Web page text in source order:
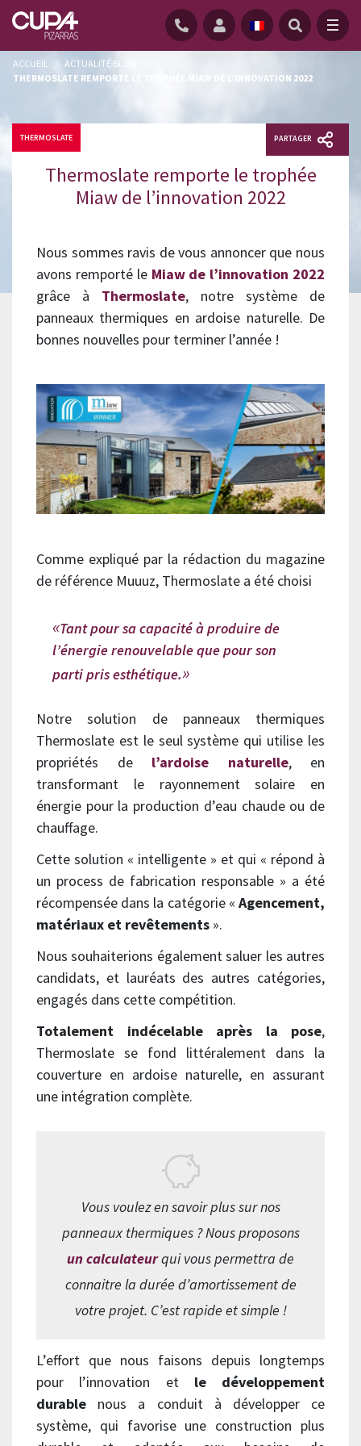
ACCUEIL / ACTUALITÉ BLOG
THERMOSLATE REMPORTE LE TROPHÉE MIAW DE L’INNOVATION 2022
THERMOSLATE PARTAGER
Thermoslate remporte le trophée
Miaw de l’innovation 2022
Nous sommes ravis de vous annoncer que nous
avons remporté le Miaw de l’innovation 2022
grâce à Thermoslate, notre système de
panneaux thermiques en ardoise naturelle. De
bonnes nouvelles pour terminer l’année !
Comme expliqué par la rédaction du magazine
de référence Muuuz, Thermoslate a été choisi
Tant pour sa capacité à produire de
l’énergie renouvelable que pour son
parti pris esthétique.
Notre solution de panneaux thermiques
Thermoslate est le seul système qui utilise les
propriétés de l’ardoise naturelle, en
transformant le rayonnement solaire en
énergie pour la production d’eau chaude ou de
chauffage.
Cette solution « intelligente » et qui « répond à
un process de fabrication responsable » a été
récompensée dans la catégorie « Agencement,
matériaux et revêtements ».
Nous souhaiterions également saluer les autres
candidats, et lauréats des autres catégories,
engagés dans cette compétition.
Totalement indécelable après la pose,
Thermoslate se fond littéralement dans la
couverture en ardoise naturelle, en assurant
une intégration complète.
Vous voulez en savoir plus sur nos
panneaux thermiques ? Nous proposons
un calculateurqui vous permettra de
connaitre la durée d’amortissement de
votre projet. C’est rapide et simple !
L’effort que nous faisons depuis longtemps
pour l’innovation et le développement
durable nous a conduit à développer ce
système, qui favorise une construction plus